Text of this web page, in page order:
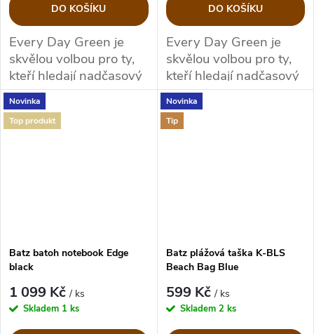
DO KOŠÍKU
Every Day Green je
skvělou volbou pro ty,
kteří hledají nadčasový
městský batoh na
každý den.
DO KOŠÍKU
Every Day Green je
skvělou volbou pro ty,
kteří hledají nadčasový
městský batoh na
každý den.
Novinka
Top produkt
Batz batoh notebook Edge
black
1 099 Kč/ ks
Skladem 1 ks
Novinka
Tip
Batz plážová taška K-BLS
Beach Bag Blue
599 Kč/ ks
Skladem 2 ks